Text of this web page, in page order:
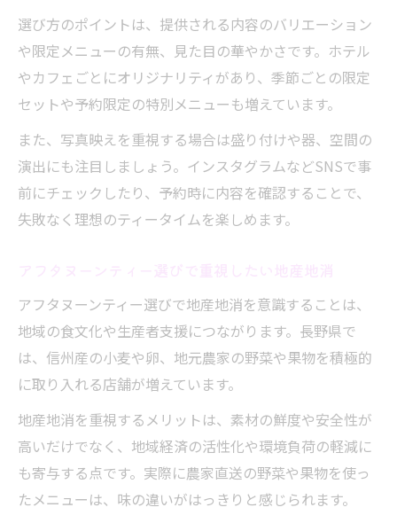
選び方のポイントは、提供される内容のバリエーション
や限定メニューの有無、見た目の華やかさです。ホテル
やカフェごとにオリジナリティがあり、季節ごとの限定
セットや予約限定の特別メニューも増えています。
また、写真映えを重視する場合は盛り付けや器、空間の
演出にも注目しましょう。インスタグラムなどSNSで事
前にチェックしたり、予約時に内容を確認することで、
失敗なく理想のティータイムを楽しめます。
アフタヌーンティー選びで地産地消を意識することは、
地域の食文化や生産者支援につながります。長野県で
は、信州産の小麦や卵、地元農家の野菜や果物を積極的
に取り入れる店舗が増えています。
地産地消を重視するメリットは、素材の鮮度や安全性が
高いだけでなく、地域経済の活性化や環境負荷の軽減に
も寄与する点です。実際に農家直送の野菜や果物を使っ
たメニューは、味の違いがはっきりと感じられます。